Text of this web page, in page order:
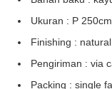
Ukuran : P
Finishing :
Pengiriman : via
Packing : single